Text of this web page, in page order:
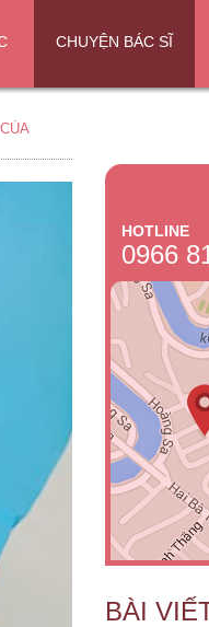
CHUYỆN BÁC SĨ
HOTLINE
0966
BÀI